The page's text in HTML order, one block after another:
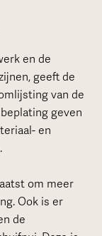
en de
geeft de
van de
geven
en
om meer
Ook is er
de